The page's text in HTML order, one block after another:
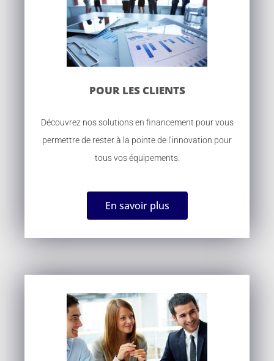
POUR LES CLIENTS
Découvrez nos solutions en financement pour vous
permettre de rester à la pointe de l’innovation pour
tous vos équipements.
En savoir plus